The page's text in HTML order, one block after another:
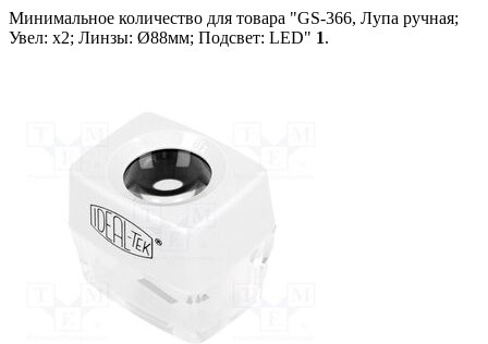
Минимальное количество для товара "GS-366, Лупа ручная;
Увел: x2; Линзы: Ø88мм; Подсвет: LED" 1.